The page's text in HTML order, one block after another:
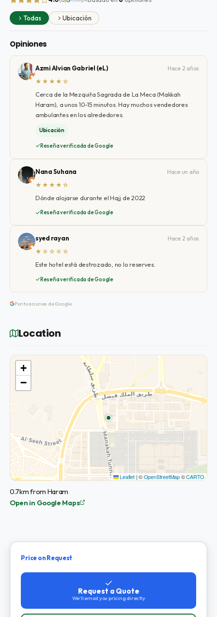
Todas Ubicación
Opiniones
Azmi Alvian Gabriel (eL)
Hace 2 años
★★★★☆
Cerca de la Mezquita Sagrada de La Meca (Makkah
Haram), a unos 10-15 minutos. Hay muchos vendedores
ambulantes en los alrededores.
Ubicación
Reseña verificada de Google
Nana Suhana
Hace un año
★★★★☆
Dónde alojarse durante el Hajj de 2022
Reseña verificada de Google
syed rayan
Hace 2 años
★☆☆☆☆
Este hotel está destrozado, no lo reserves.
Reseña verificada de Google
Puntuaciones de Google
Location
+
−
Leaflet |©OpenStreetMap©CARTO
0.7km from Haram
Open in Google Maps
Price on Request
Request a Quote
We'll email you pricing directly